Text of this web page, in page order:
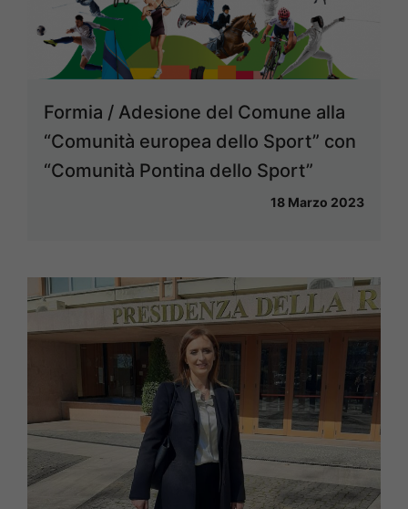
Formia / Adesione del Comune alla
“Comunità europea dello Sport” con
“Comunità Pontina dello Sport”
18 Marzo 2023